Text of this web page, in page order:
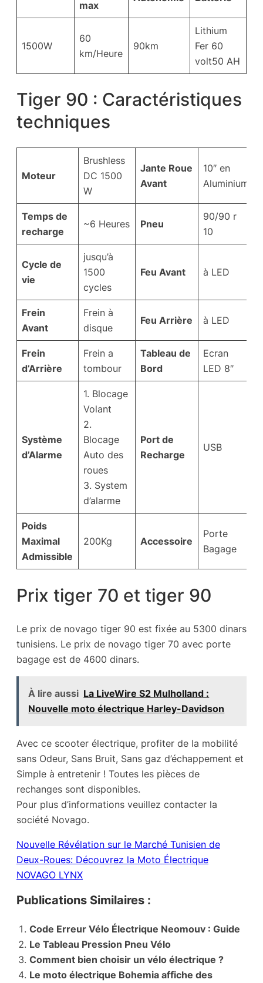
max
1500W
60
km/Heure
90km
Lithium
Fer 60
volt50 AH
Tiger 90 : Caractéristiques
techniques
Moteur
Brushless
DC 1500
W
Jante Roue
Avant
10″ en
Aluminium
Temps de
recharge
~6 Heures Pneu
90/90 r
10
Cycle de
vie
jusqu’à
1500
cycles
Feu Avant à LED
Frein
Avant
Frein à
disque
Feu Arrière à LED
Frein
d’Arrière
Frein a
tombour
Tableau de
Bord
Ecran
LED 8″
Système
d’Alarme
1. Blocage
Volant
2.
Blocage
Auto des
roues
3. System
d’alarme
Port de
Recharge
USB
Poids
Maximal
Admissible
200Kg Accessoire
Porte
Bagage
Prix tiger 70 et tiger 90
Le prix de novago tiger 90 est fixée au 5300 dinars
tunisiens. Le prix de novago tiger 70 avec porte
bagage est de 4600 dinars.
À lire aussi La LiveWire S2 Mulholland :
Nouvelle moto électrique Harley-Davidson
Avec ce scooter électrique, profiter de la mobilité
sans Odeur, Sans Bruit, Sans gaz d’échappement et
Simple à entretenir ! Toutes les pièces de
rechanges sont disponibles.
Pour plus d’informations veuillez contacter la
société Novago.
Nouvelle Révélation sur le Marché Tunisien de
Deux-Roues: Découvrez la Moto Électrique
NOVAGO LYNX
Publications Similaires :
Code Erreur Vélo Électrique Neomouv : Guide
Le Tableau Pression Pneu Vélo
Comment bien choisir un vélo électrique ?
Le moto électrique Bohemia affiche des